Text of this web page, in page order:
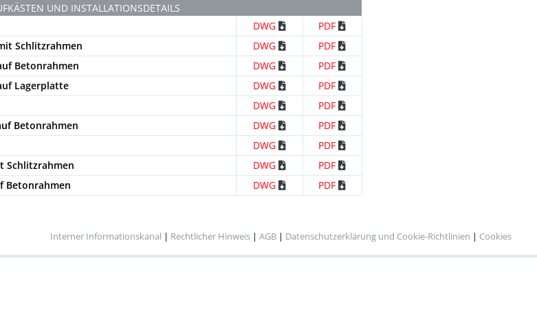
UND INSTALLATIONSDETAILS
DWG
PDF
Schlitzrahmen
DWG
PDF
Betonrahmen
DWG
PDF
Lagerplatte
DWG
PDF
DWG
PDF
Betonrahmen
DWG
PDF
DWG
PDF
Schlitzrahmen
DWG
PDF
Betonrahmen
DWG PDF
Interner Informationskanal | Rechtlicher Hinweis | AGB | Datenschutzerklärung und Cookie-Richtlinien | Cookies